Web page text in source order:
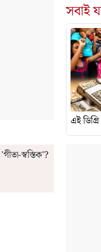
স্বস্তিক'?
সবাই
এর অর্থ কী?
এই